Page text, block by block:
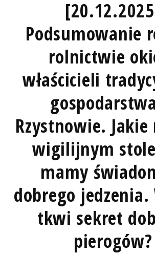
Podsumowanie
rolnictwie
właścicieli
Rzystnowie.
wigilijnym
mamy
dobrego jedzenia.
tkwi sekret
pierogów?